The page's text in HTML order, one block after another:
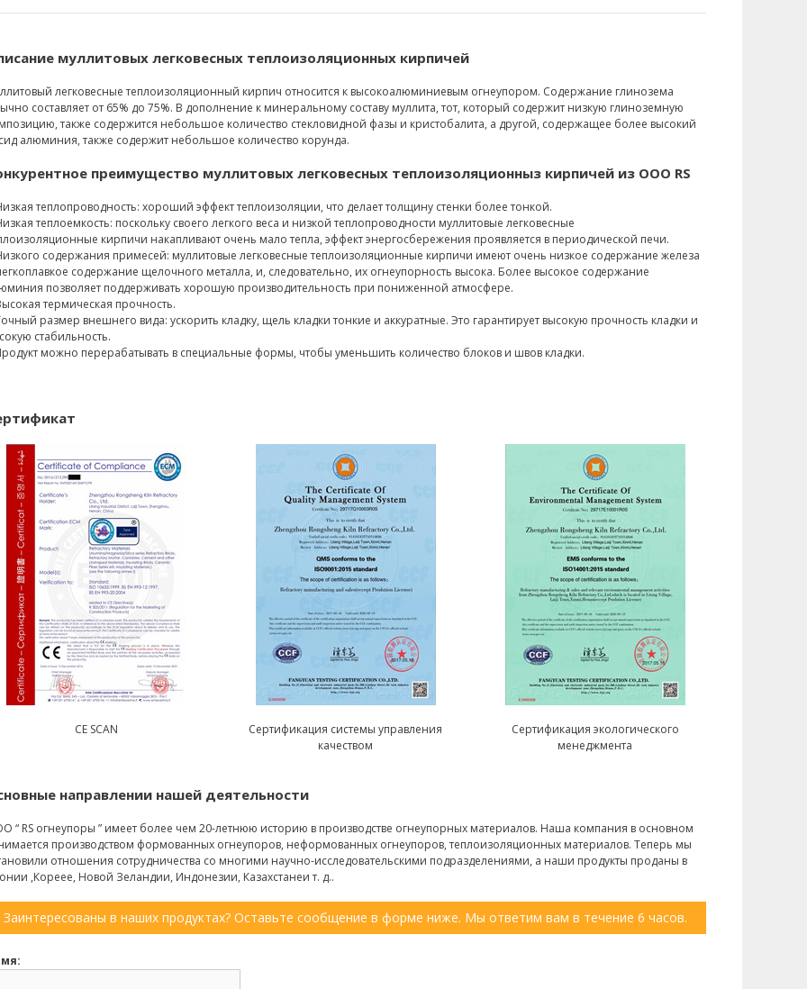
муллитовых легковесных теплоизоляционных кирпичей
легковесные теплоизоляционный кирпич относится к высокоалюминиевым огнеупором. Содержание глинозема
составляет от 65% до 75%. В дополнение к минеральному составу муллита, тот, который содержит низкую глиноземную
также содержится небольшое количество стекловидной фазы и кристобалита, а другой, содержащее более высокий
алюминия, также содержит небольшое количество корунда.
преимущество муллитовых легковесных теплоизоляционныз кирпичей из ООО RS
теплопроводность: хороший эффект теплоизоляции, что делает толщину стенки более тонкой.
теплоемкость: поскольку своего легкого веса и низкой теплопроводности муллитовые легковесные
кирпичи накапливают очень мало тепла, эффект энергосбережения проявляется в периодической печи.
содержания примесей: муллитовые легковесные теплоизоляционные кирпичи имеют очень низкое содержание железа
содержание щелочного металла, и, следовательно, их огнеупорность высока. Более высокое содержание
позволяет поддерживать хорошую производительность при пониженной атмосфере.
термическая прочность.
размер внешнего вида: ускорить кладку, щель кладки тонкие и аккуратные. Это гарантирует высокую прочность кладки и
стабильность.
можно перерабатывать в специальные формы, чтобы уменьшить количество блоков и швов кладки.
CE SCAN
Сертификация системы управления
качеством
Сертификация экологического
менеджмента
направлении нашей деятельности
“ RS огнеупоры ” имеет более чем 20-летнюю историю в производстве огнеупорных материалов. Наша компания в основном
производством формованных огнеупоров, неформованных огнеупоров, теплоизоляционных материалов. Теперь мы
отношения сотрудничества со многими научно-исследовательскими подразделениями, а наши продукты проданы в
,Кореее, Новой Зеландии, Индонезии, Казахстанеи т. д..
Заинтересованы в наших продуктах? Оставьте сообщение в форме ниже. Мы ответим вам в течение 6 часов.